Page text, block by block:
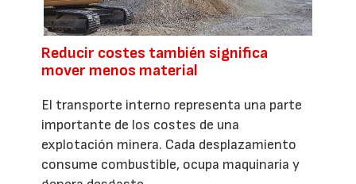
Reducir costes también significa
mover menos material
El transporte interno representa una parte
importante de los costes de una
explotación minera. Cada desplazamiento
consume combustible, ocupa maquinaria y